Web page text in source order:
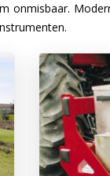
onmisbaar.